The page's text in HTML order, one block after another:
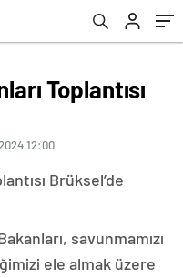
Toplantısı
12:00
Brüksel’de
savunmamızı
ele almak üzere